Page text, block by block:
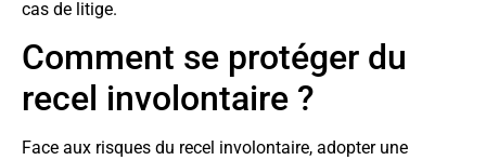
cas de litige.
Comment se protéger du
recel involontaire ?
Face aux risques du recel involontaire, adopter une